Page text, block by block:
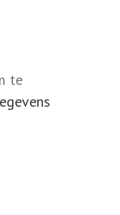
te